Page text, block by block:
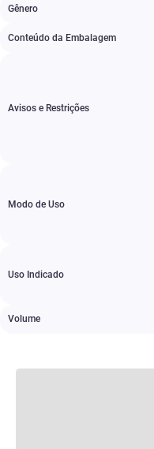
Gênero
Conteúdo da Embalagem
Avisos e Restrições
Modo de Uso
Uso Indicado
Volume